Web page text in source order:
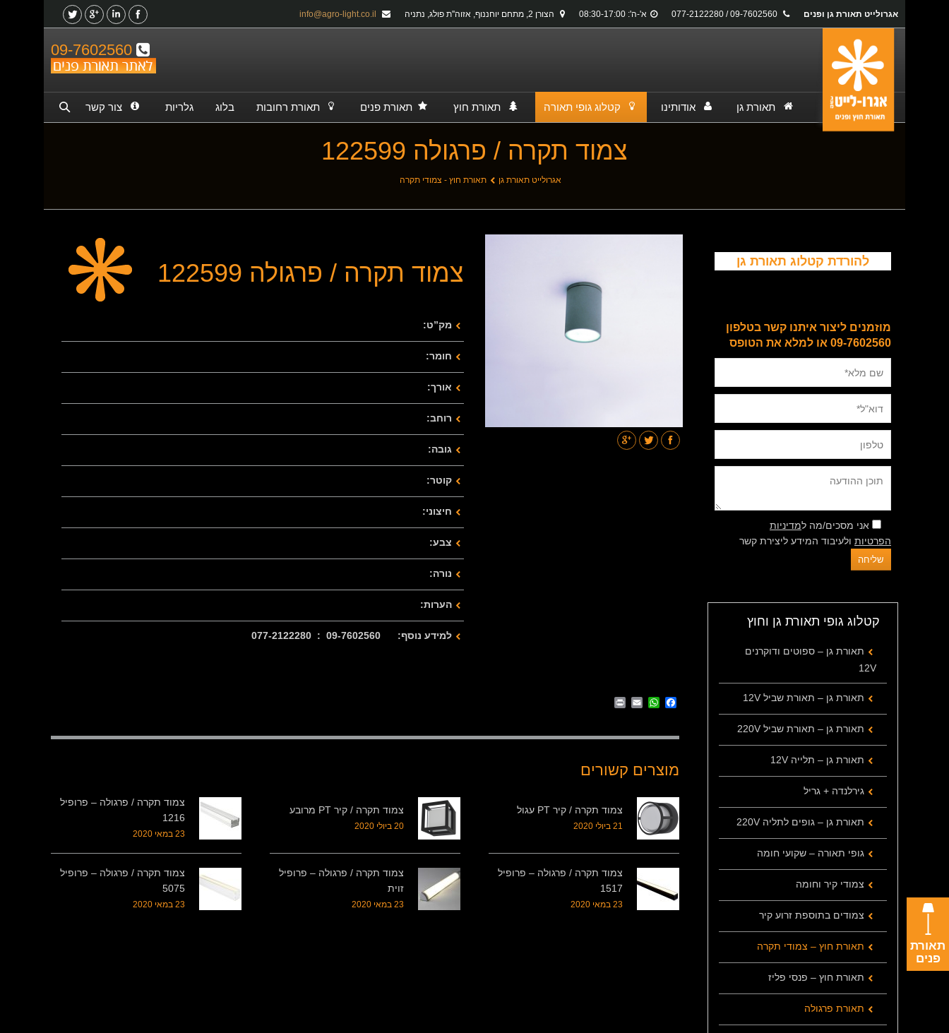
אגרולייט תאורת גן ופנים א'-ה': 08:30-17:00 הצורן 2, מתחם יוחננוף, אזוה''ת פולג, נתניה
תאורת גן אודותינו קטלוג גופי תאורה תאורת חוץ תאורת פנים תאורת רחובות בלוג גלריות צור קשר
צמוד תקרה / פרגולה 122599
אגרולייט תאורת גן תאורת חוץ - צמודי תקרה
צמוד תקרה / פרגולה 122599
מק”ט:
חומר:
אורך:
רוחב:
גובה:
קוטר:
חיצוני:
צבע:
נורה:
הערות:
למידע נוסף: 09-7602560 : 077-2122280
Facebook
WhatsApp
Email
מוצרים קשורים
צמוד תקרה / קיר PT עגול
21 ביולי 2020
צמוד תקרה / קיר PT מרובע
20 ביולי 2020
צמוד תקרה / פרגולה – פרופיל
1216
23 במאי 2020
צמוד תקרה / פרגולה – פרופיל
1517
23 במאי 2020
צמוד תקרה / פרגולה – פרופיל
זוית
23 במאי 2020
צמוד תקרה / פרגולה – פרופיל
5075
23 במאי 2020
להורדת קטלוג תאורת גן
מוזמנים ליצור איתנו קשר בטלפון
09-7602560 או למלא את הטופס
אני מסכים/מה למדיניות
הפרטיות ולעיבוד המידע ליצירת קשר
קטלוג גופי תאורת גן וחוץ
תאורת גן – ספוטים ודוקרנים
12V
תאורת גן – תאורת שביל 12V
תאורת גן – תאורת שביל 220V
תאורת גן – תלייה 12V
גירלנדה + גריל
תאורת גן – גופים לתליה 220V
גופי תאורה – שקועי חומה
צמודי קיר וחומה
צמודים בתוספת זרוע קיר
תאורת חוץ – צמודי תקרה
תאורת חוץ – פנסי פליז
תאורת פרגולה
תאורת
פנים